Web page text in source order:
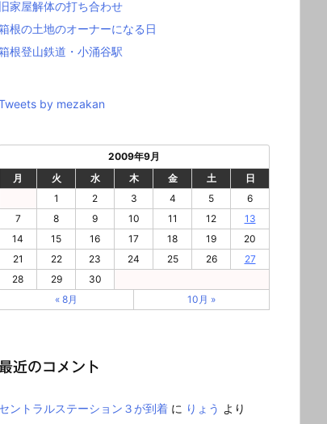
旧家屋解体の打ち合わせ
根の土地のオーナーになる日
根登山鉄道・小涌谷駅
by mezakan
2009年9月
月
火 水 木 金 土
日
1
2 3 4 5
6
7
8 9 10 11 12
13
14
15 16 17 18 19
20
21
22 23 24 25 26
27
28
29
30
« 8月
10月 »
近のコメント
セントラルステーション３が到着 に りょう より